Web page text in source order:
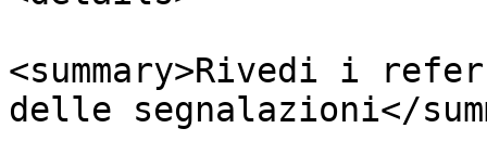
<summary>Rivedi i
delle segnalazioni</